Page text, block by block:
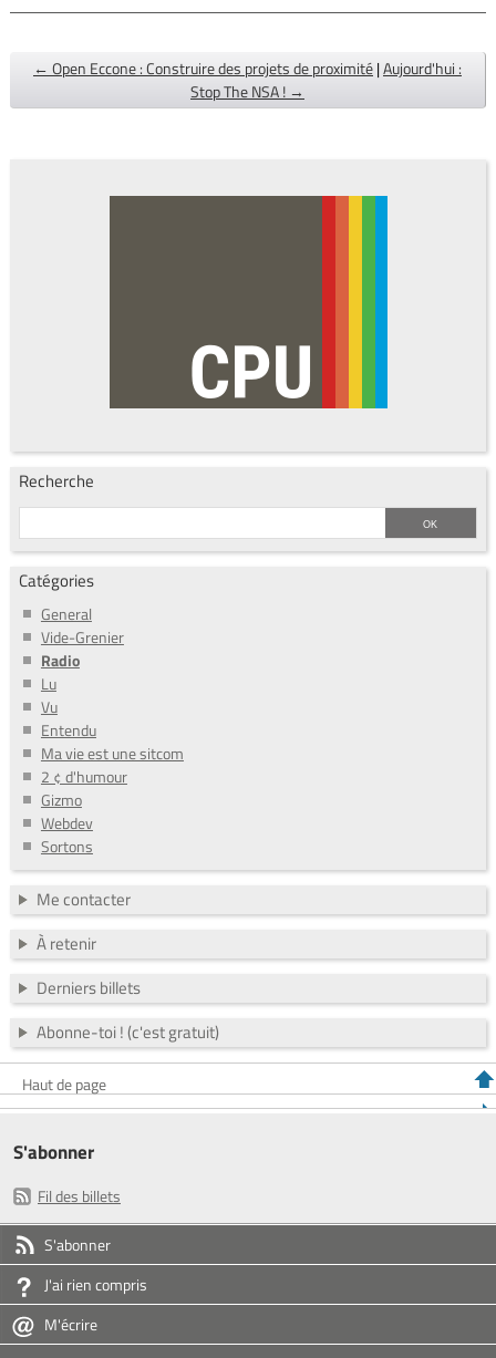
← Open Eccone : Construire des projets de proximité|Aujourd'hui :
Stop The NSA ! →
Recherche
Catégories
General
Vide-Grenier
Radio
Lu
Vu
Entendu
Ma vie est une sitcom
2 ¢ d'humour
Gizmo
Webdev
Sortons
Me contacter
À retenir
Derniers billets
Abonne-toi ! (c'est gratuit)
Haut de page
S'abonner
Fil des billets
S'abonner
J'ai rien compris
M'écrire